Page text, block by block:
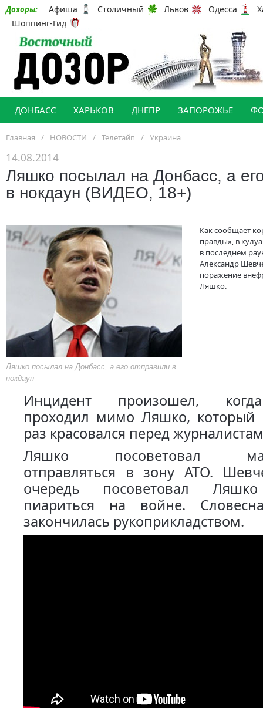
Дозоры: Афиша Столичный Львов Одесса
Шоппинг-Гид
ДОНБАСС ХАРЬКОВ ДНЕПР ЗАПОРОЖЬЕ
Главная / НОВОСТИ / Телетайп / Украина
14.08.2014
Ляшко посылал на Донбасс, а
в нокдаун (ВИДЕО, 18+)
Ляшко посылал на Донбасс, а его отправили в
нокдаун
Как сообщает
правды», в
в последнем
Александр
поражение
Ляшко.
Инцидент произошел,
проходил мимо Ляшко,
раз красовался перед
Ляшко посоветовал
отправляться в зону АТО.
очередь посоветовал Ляшко
пиариться на войне.
закончилась рукоприкладством.